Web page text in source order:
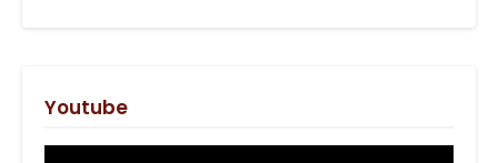
Youtube